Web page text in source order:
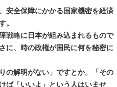
安全保障にかかる国家機密を経済
。
戦略に日本が組み込まれるもので
に、時の政権が国民に何を秘密に
の解明がない」ですとか。「その
ば「いいよ」という人はいませ